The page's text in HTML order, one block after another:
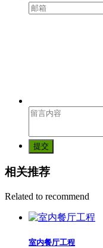
提交
相关推荐
Related to recommend
室内餐厅工程